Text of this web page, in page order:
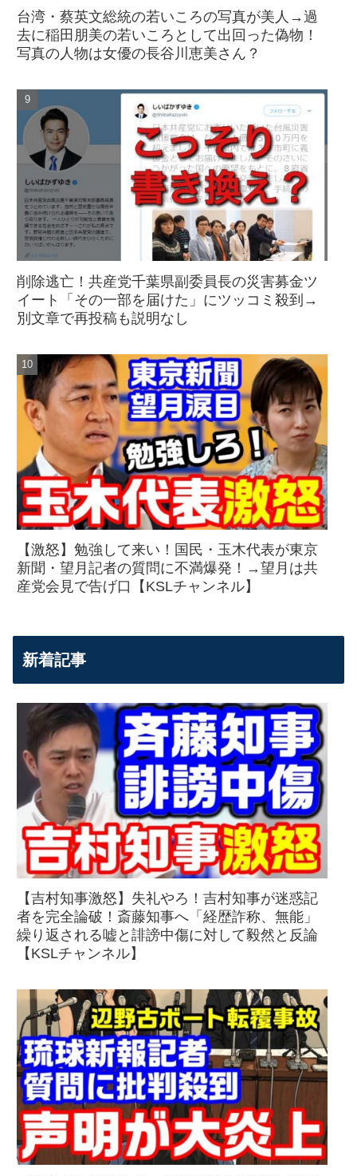
台湾・蔡英文総統の若いころの写真が美人→過
去に稲田朋美の若いころとして出回った偽物！
写真の人物は女優の長谷川恵美さん？
削除逃亡！共産党千葉県副委員長の災害募金ツ
イート「その一部を届けた」にツッコミ殺到→
別文章で再投稿も説明なし
【激怒】勉強して来い！国民・玉木代表が東京
新聞・望月記者の質問に不満爆発！→望月は共
産党会見で告げ口【KSLチャンネル】
新着記事
【吉村知事激怒】失礼やろ！吉村知事が迷惑記
者を完全論破！斎藤知事へ「経歴詐称、無能」
繰り返される嘘と誹謗中傷に対して毅然と反論
【KSLチャンネル】